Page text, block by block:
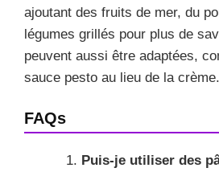
ajoutant des fruits de mer, du
légumes grillés pour plus de
peuvent aussi être adaptées,
sauce pesto au lieu de la crème.
FAQs
Puis-je utiliser des